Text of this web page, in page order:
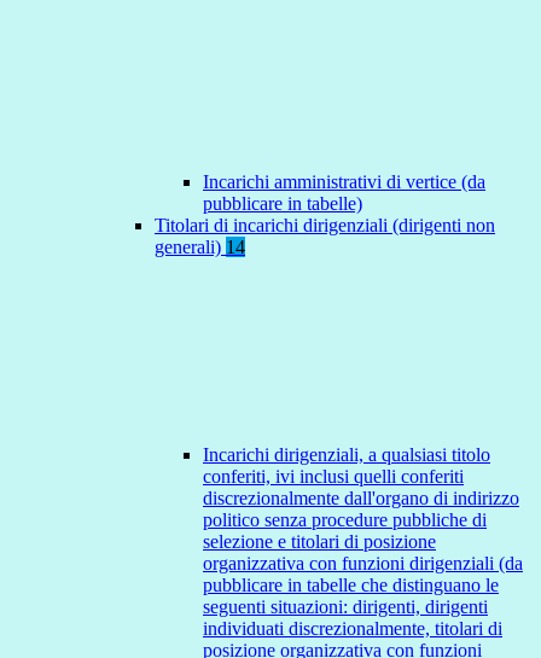
Incarichi amministrativi di vertice (da
pubblicare in tabelle)
Titolari di incarichi dirigenziali (dirigenti non
generali) 14
Incarichi dirigenziali, a qualsiasi titolo
conferiti, ivi inclusi quelli conferiti
discrezionalmente dall'organo di indirizzo
politico senza procedure pubbliche di
selezione e titolari di posizione
organizzativa con funzioni dirigenziali (da
pubblicare in tabelle che distinguano le
seguenti situazioni: dirigenti, dirigenti
individuati discrezionalmente, titolari di
posizione organizzativa con funzioni